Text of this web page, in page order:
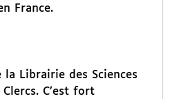
France.
Librairie des Sciences
C’est fort